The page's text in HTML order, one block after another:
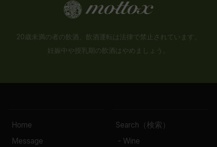
20歳未満の者の飲酒、飲酒運転は法律で禁止されています。
妊娠中や授乳期の飲酒はやめましょう。
Home
Message
Search（検索）
- Wine